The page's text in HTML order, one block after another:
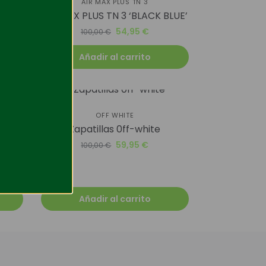
AIR MAX PLUS TN 3 ‘BLACK BLUE’
100,00€ 54,95 €
Añadir al carrito
OFF WHITE
Zapatillas 0ff-white
100,00€ 59,95 €
Añadir al carrito